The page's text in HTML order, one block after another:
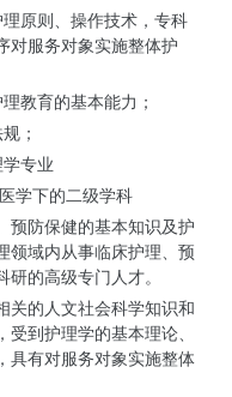
原则、操作技术，专科
对服务对象实施整体护
教育的基本能力；
；
专业
学下的二级学科
预防保健的基本知识及护
领域内从事临床护理、预
的高级专门人才。
关的人文社会科学知识和
到护理学的基本理论、
具有对服务对象实施整体